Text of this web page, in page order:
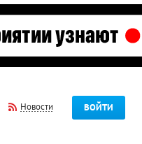
Новости ВОЙТИ